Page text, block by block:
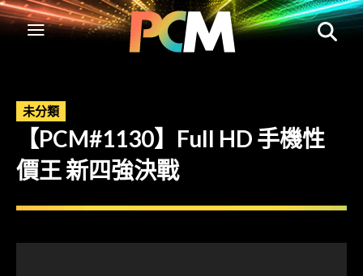
未分類
【PCM#1130】Full HD 手機性
價王 新四強決戰